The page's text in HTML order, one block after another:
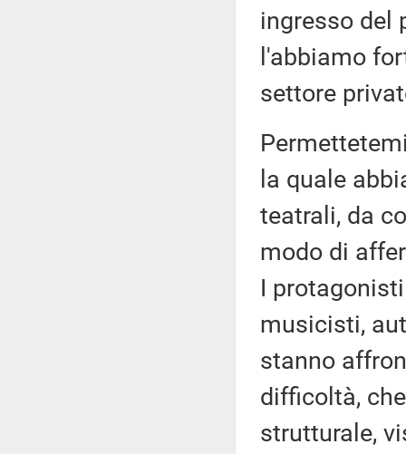
ingresso del
l'abbiamo
settore
la quale
teatrali, da
modo di
I
musicisti,
stanno
difficoltà,
strutturale,